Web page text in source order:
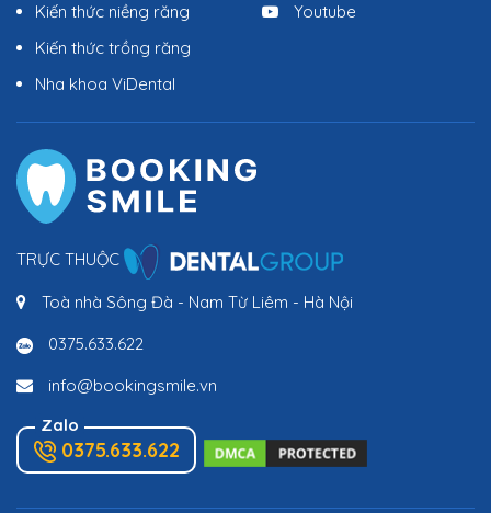
Kiến thức niềng răng
Kiến thức trồng răng
Nha khoa ViDental
Youtube
TRỰC THUỘC
Toà nhà Sông Đà - Nam Từ Liêm - Hà Nội
0375.633.622
info@bookingsmile.vn
Zalo
0375.633.622